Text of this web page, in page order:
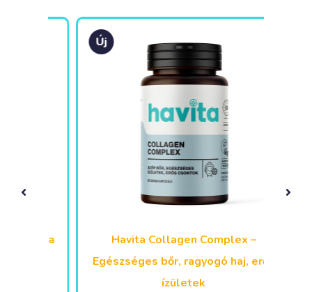
Havita Collagen Complex –
Egészséges bőr, ragyogó haj, erős
ízületek